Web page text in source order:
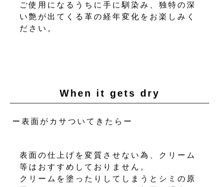
ご使用になるうちに手に馴染み、独特の深
い艶が出てくる革の経年変化をお楽しみく
ださい。
When it gets dry
ー表面がカサついてきたらー
表面の仕上げを変質させない為、クリーム
等はおすすめしておりません。
クリームを塗ったりしてしまうとシミの原